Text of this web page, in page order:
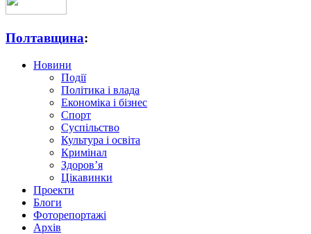
Полтавщина:
Новини
Події
Політика і влада
Економіка і бізнес
Спорт
Суспільство
Культура і освіта
Кримінал
Здоров’я
Цікавинки
Проекти
Блоги
Фоторепортажі
Архів